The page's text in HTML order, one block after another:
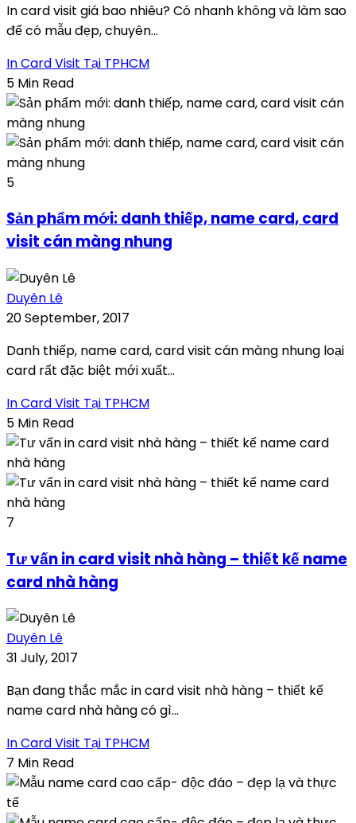
In card visit giá bao nhiêu? Có nhanh không và làm sao
để có mẫu đẹp, chuyên...
In Card Visit Tại TPHCM
5 Min Read
5
Sản phẩm mới: danh thiếp, name card, card
visit cán màng nhung
Duyên Lê
20 September, 2017
Danh thiếp, name card, card visit cán màng nhung loại
card rất đặc biệt mới xuất...
In Card Visit Tại TPHCM
5 Min Read
7
Tư vấn in card visit nhà hàng – thiết kế name
card nhà hàng
Duyên Lê
31 July, 2017
Bạn đang thắc mắc in card visit nhà hàng – thiết kế
name card nhà hàng có gì...
In Card Visit Tại TPHCM
7 Min Read